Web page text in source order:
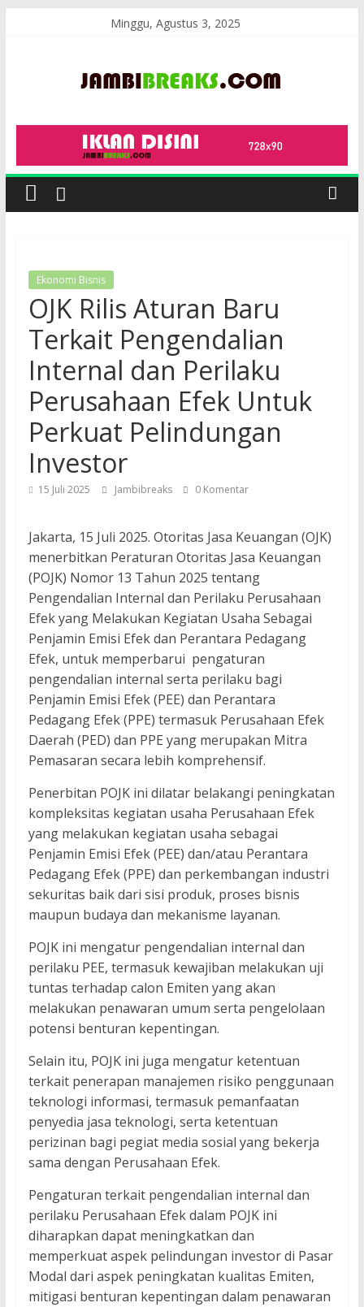
Minggu, Agustus 3, 2025
JambiBreaks
Ekonomi Bisnis
OJK Rilis Aturan Baru
Terkait Pengendalian
Internal dan Perilaku
Perusahaan Efek Untuk
Perkuat Pelindungan
Investor
15 Juli 2025 Jambibreaks 0 Komentar
Jakarta, 15 Juli 2025. Otoritas Jasa Keuangan (OJK)
menerbitkan Peraturan Otoritas Jasa Keuangan
(POJK) Nomor 13 Tahun 2025 tentang
Pengendalian Internal dan Perilaku Perusahaan
Efek yang Melakukan Kegiatan Usaha Sebagai
Penjamin Emisi Efek dan Perantara Pedagang
Efek, untuk memperbarui pengaturan
pengendalian internal serta perilaku bagi
Penjamin Emisi Efek (PEE) dan Perantara
Pedagang Efek (PPE) termasuk Perusahaan Efek
Daerah (PED) dan PPE yang merupakan Mitra
Pemasaran secara lebih komprehensif.
Penerbitan POJK ini dilatar belakangi peningkatan
kompleksitas kegiatan usaha Perusahaan Efek
yang melakukan kegiatan usaha sebagai
Penjamin Emisi Efek (PEE) dan/atau Perantara
Pedagang Efek (PPE) dan perkembangan industri
sekuritas baik dari sisi produk, proses bisnis
maupun budaya dan mekanisme layanan.
POJK ini mengatur pengendalian internal dan
perilaku PEE, termasuk kewajiban melakukan uji
tuntas terhadap calon Emiten yang akan
melakukan penawaran umum serta pengelolaan
potensi benturan kepentingan.
Selain itu, POJK ini juga mengatur ketentuan
terkait penerapan manajemen risiko penggunaan
teknologi informasi, termasuk pemanfaatan
penyedia jasa teknologi, serta ketentuan
perizinan bagi pegiat media sosial yang bekerja
sama dengan Perusahaan Efek.
Pengaturan terkait pengendalian internal dan
perilaku Perusahaan Efek dalam POJK ini
diharapkan dapat meningkatkan dan
memperkuat aspek pelindungan investor di Pasar
Modal dari aspek peningkatan kualitas Emiten,
mitigasi benturan kepentingan dalam penawaran